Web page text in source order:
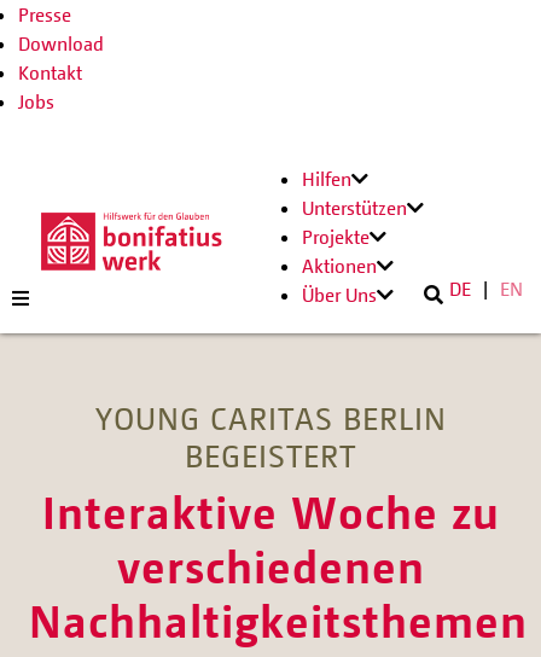
Presse
Download
Kontakt
Jobs
Hilfen
Unterstützen
Projekte
Aktionen
Über Uns
DE EN
YOUNG CARITAS BERLIN
BEGEISTERT
Interaktive Woche zu
verschiedenen
Nachhaltigkeitsthemen